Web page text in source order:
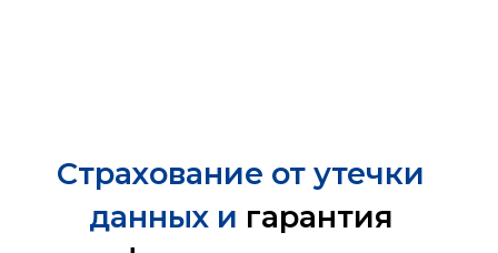
Страхование от утечки
данных и гарантия